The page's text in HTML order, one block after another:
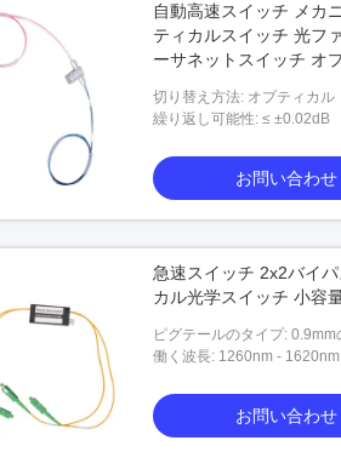
自動高速スイッチ メカ
ティカルスイッチ 光フ
ーサネットスイッチ オ
切り替え方法: オプティカル
繰り返し可能性: ≤ ±0.02dB
お問い合わせ
急速スイッチ 2x2バイパ
カル光学スイッチ 小容
ピグテールのタイプ: 0.9mm
働く波長: 1260nm - 1620nm
お問い合わせ